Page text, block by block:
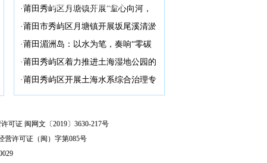
好饮用水水源地保护
·莆田秀屿区月塘镇开展“童心向河，
争做最美河小禹”主题活动
·莆田市秀屿区月塘镇开展坂尾溪清淤
除杂专项整治行动
·莆田湄洲岛：以水为笔，奏响“零碳
岛”建设的绿色乐章
·莆田秀屿区着力推进土海湿地公园的
高质量发展
·莆田秀屿区开展土海水系综合治理专
项行动
可证 闽网文〔2019〕3630-217号
营许可证（闽）字第085号